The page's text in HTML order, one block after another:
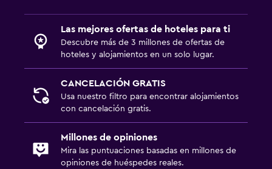
Las mejores ofertas de hoteles para ti
Descubre más de 3 millones de ofertas de
hoteles y alojamientos en un solo lugar.
CANCELACIÓN GRATIS
Usa nuestro filtro para encontrar alojamientos
con cancelación gratis.
Millones de opiniones
Mira las puntuaciones basadas en millones de
opiniones de huéspedes reales.